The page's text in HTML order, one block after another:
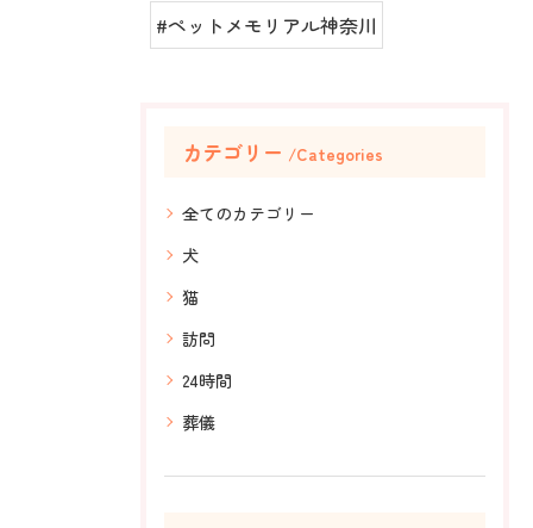
#ペットメモリアル神奈川
カテゴリー Categories
全てのカテゴリー
犬
猫
訪問
24時間
葬儀